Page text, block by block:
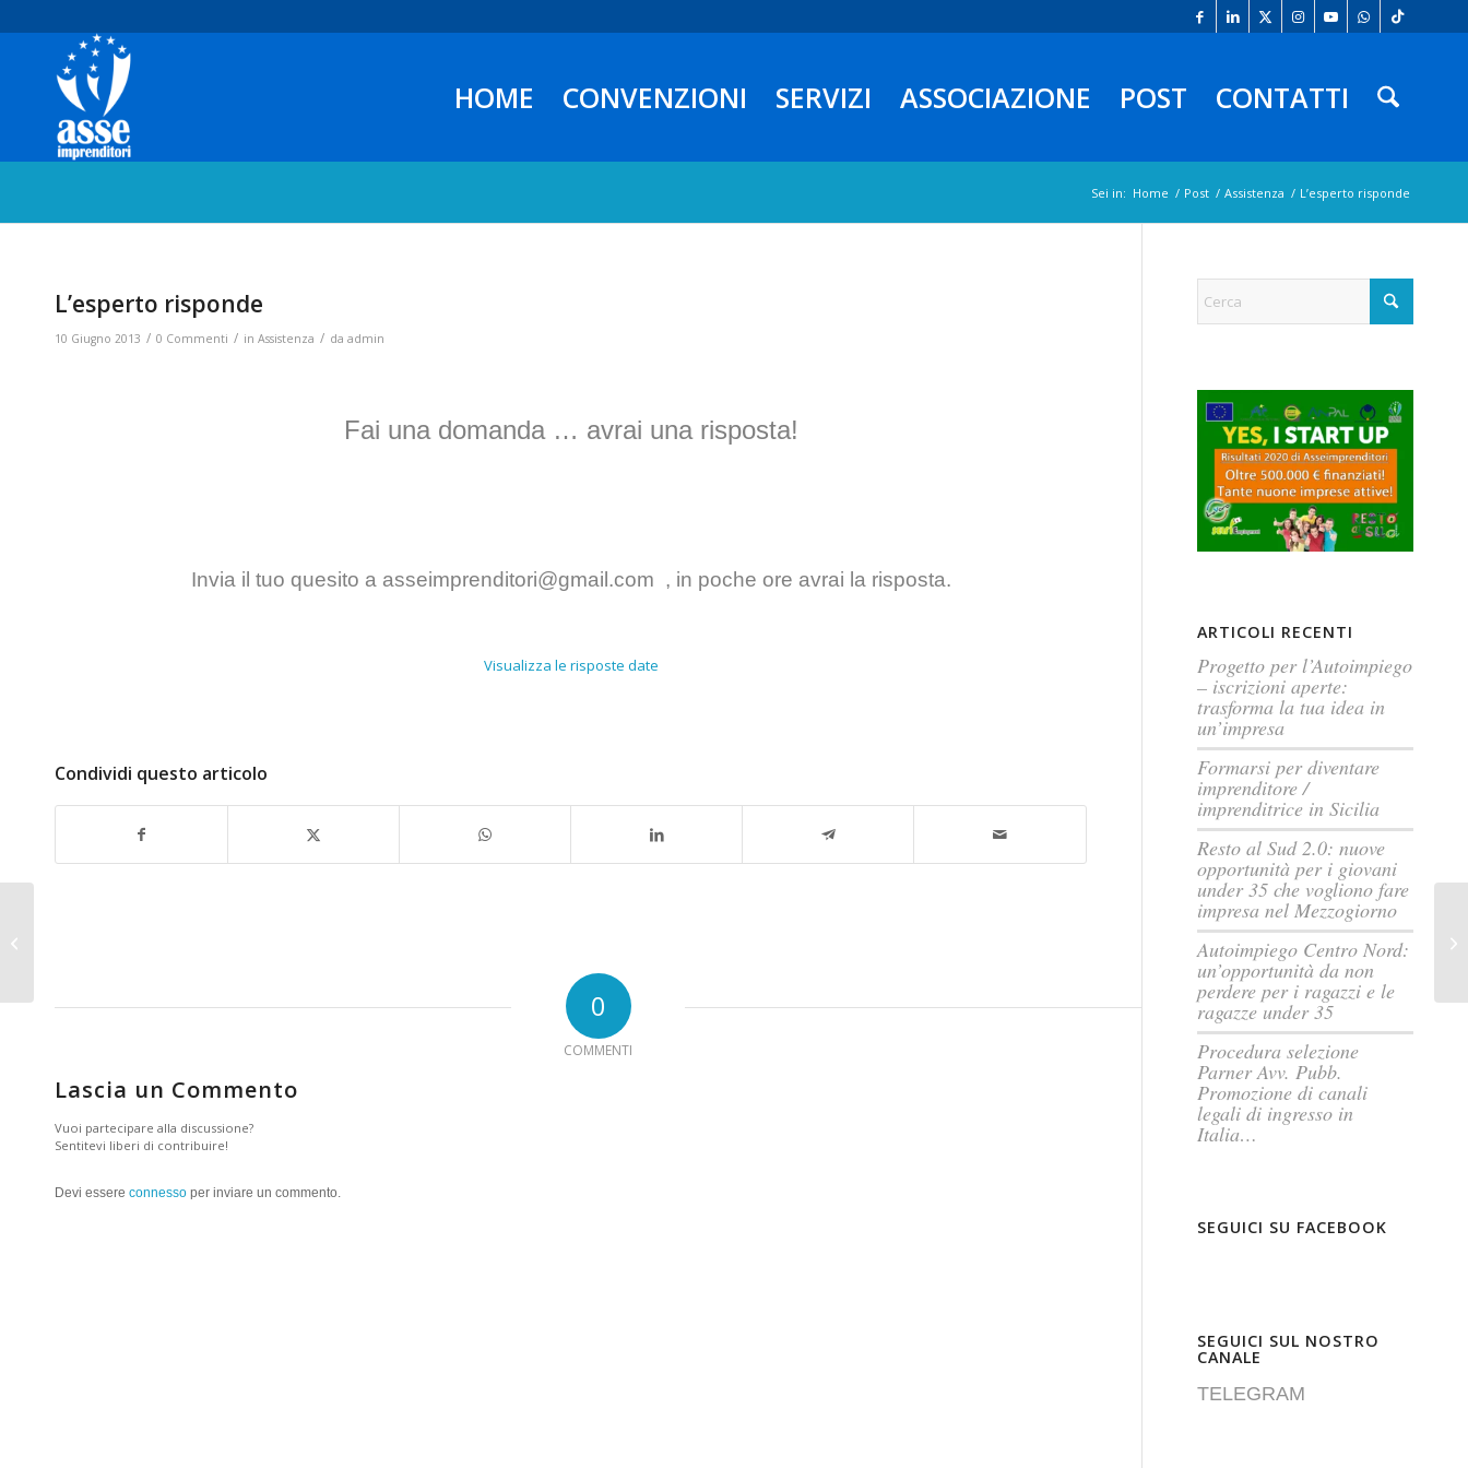
HOME CONVENZIONI SERVIZI ASSOCIAZIONE POST CONTATTI
Sei in: Home / Post / Assistenza / L’esperto risponde
L’esperto risponde
10 Giugno 2013 / 0 Commenti / in Assistenza / da admin
Fai una domanda … avrai una risposta!
Invia il tuo quesito a asseimprenditori@gmail.com , in poche ore avrai la risposta.
Visualizza le risposte date
Condividi questo articolo
0
COMMENTI
Lascia un Commento
Vuoi partecipare alla discussione?
Sentitevi liberi di contribuire!
Devi essere connesso per inviare un commento.
ARTICOLI RECENTI
Progetto per l’Autoimpiego
– iscrizioni aperte:
trasforma la tua idea in
un’impresa
Formarsi per diventare
imprenditore /
imprenditrice in Sicilia
Resto al Sud 2.0: nuove
opportunità per i giovani
under 35 che vogliono fare
impresa nel Mezzogiorno
Autoimpiego Centro Nord:
un’opportunità da non
perdere per i ragazzi e le
ragazze under 35
Procedura selezione
Parner Avv. Pubb.
Promozione di canali
legali di ingresso in
Italia…
SEGUICI SU FACEBOOK
SEGUICI SUL NOSTRO
CANALE
TELEGRAM